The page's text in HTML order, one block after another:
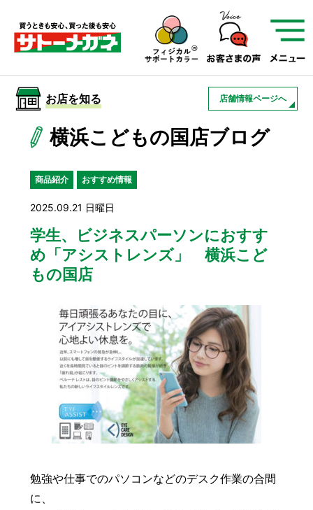
サトーメガネを知る
サトーメガネについて
01 サトーメガネの遠近
検査・フィッティング
03 アフターサービス
お店を知る
サービスを知る
遠近両用
レンズ交換 豆知識 レスキュー ご購入の流れ
お知らせ 会社概要
お問い合わせ
採用情報 プライバシーポリシー
お店を知る 店舗情報ページへ
横浜こどもの国店ブログ
商品紹介 おすすめ情報
2025.09.21 日曜日
学生、ビジネスパーソンにおすす
め「アシストレンズ」 横浜こど
もの国店
勉強や仕事でのパソコンなどのデスク作業の合間
に、